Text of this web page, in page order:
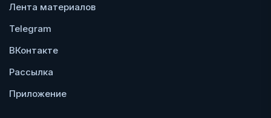
Лента материалов
Telegram
ВКонтакте
Рассылка
Приложение